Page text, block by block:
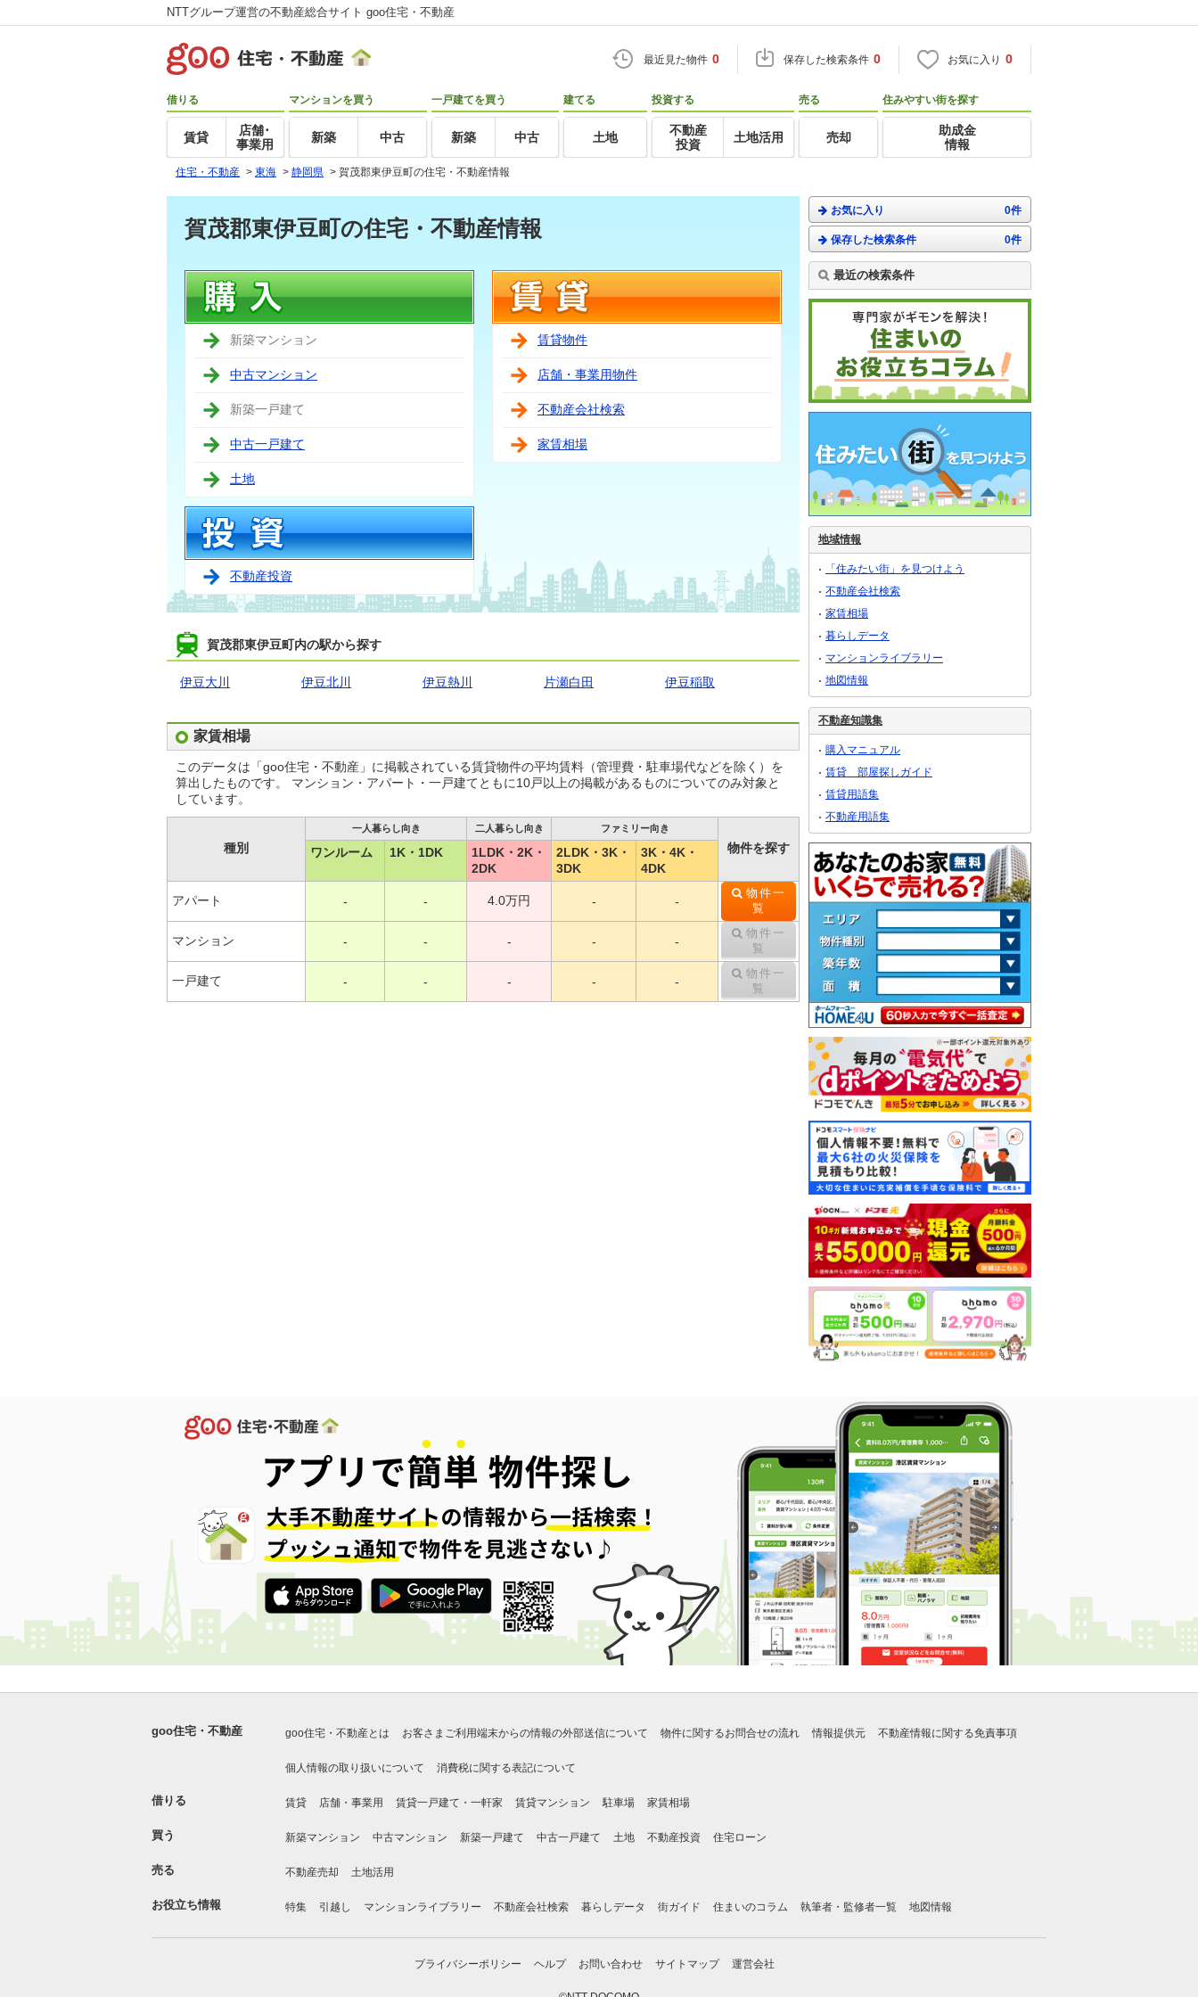
NTTグループ運営の不動産総合サイト goo住宅・不動産
最近見た物件 0 保存した検索条件 0 お気に入り 0
借りる
賃貸
店舗･
事業用
マンションを買う
新築 中古
一戸建てを買う
新築 中古
建てる
土地
投資する
不動産
投資
土地活用
売る
売却
住みやすい街を探す
助成金
情報
住宅・不動産 > 東海 > 静岡県 > 賀茂郡東伊豆町の住宅・不動産情報
賀茂郡東伊豆町の住宅・不動産情報
新築マンション
中古マンション
新築一戸建て
中古一戸建て
土地
不動産投資
賃貸物件
店舗・事業用物件
不動産会社検索
家賃相場
賀茂郡東伊豆町内の駅から探す
伊豆大川 伊豆北川 伊豆熱川 片瀬白田 伊豆稲取
家賃相場
このデータは「goo住宅・不動産」に掲載されている賃貸物件の平均賃料（管理費・駐車場代などを除く）を
算出したものです。 マンション・アパート・一戸建てともに10戸以上の掲載があるものについてのみ対象と
しています。
種別
一人暮らし向き 二人暮らし向き ファミリー向き
物件を探す
ワンルーム 1K・1DK
1LDK・2K・
2DK
2LDK・3K・
3DK
3K・4K・
4DK
アパート - - 4.0万円 - -
物件一
覧
マンション - - - - -
物件一
覧
一戸建て - - - - -
物件一
覧
お気に入り 0件
保存した検索条件 0件
最近の検索条件
地域情報
「住みたい街」を見つけよう
不動産会社検索
家賃相場
暮らしデータ
マンションライブラリー
地図情報
不動産知識集
購入マニュアル
賃貸 部屋探しガイド
賃貸用語集
不動産用語集
goo住宅・不動産 goo住宅・不動産とは お客さまご利用端末からの情報の外部送信について 物件に関するお問合せの流れ 情報提供元 不動産情報に関する免責事項
個人情報の取り扱いについて 消費税に関する表記について
借りる 賃貸 店舗・事業用 賃貸一戸建て・一軒家 賃貸マンション 駐車場 家賃相場
買う 新築マンション 中古マンション 新築一戸建て 中古一戸建て 土地 不動産投資 住宅ローン
売る 不動産売却 土地活用
お役立ち情報 特集 引越し マンションライブラリー 不動産会社検索 暮らしデータ 街ガイド 住まいのコラム 執筆者・監修者一覧 地図情報
プライバシーポリシー ヘルプ お問い合わせ サイトマップ 運営会社